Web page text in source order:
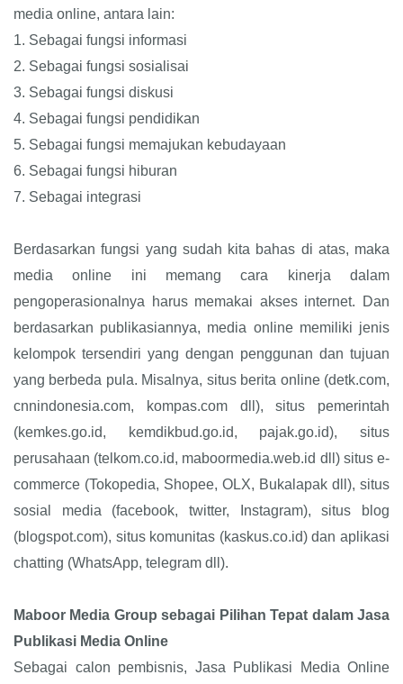
media online, antara lain:
1. Sebagai fungsi informasi
2. Sebagai fungsi sosialisai
3. Sebagai fungsi diskusi
4. Sebagai fungsi pendidikan
5. Sebagai fungsi memajukan kebudayaan
6. Sebagai fungsi hiburan
7. Sebagai integrasi
Berdasarkan fungsi yang sudah kita bahas di atas, maka
media online ini memang cara kinerja dalam
pengoperasionalnya harus memakai akses internet. Dan
berdasarkan publikasiannya, media online memiliki jenis
kelompok tersendiri yang dengan penggunan dan tujuan
yang berbeda pula. Misalnya, situs berita online (detk.com,
cnnindonesia.com, kompas.com dll), situs pemerintah
(kemkes.go.id, kemdikbud.go.id, pajak.go.id), situs
perusahaan (telkom.co.id, maboormedia.web.id dll) situs e-
commerce (Tokopedia, Shopee, OLX, Bukalapak dll), situs
sosial media (facebook, twitter, Instagram), situs blog
(blogspot.com), situs komunitas (kaskus.co.id) dan aplikasi
chatting (WhatsApp, telegram dll).
Maboor Media Group sebagai Pilihan Tepat dalam Jasa
Publikasi Media Online
Sebagai calon pembisnis, Jasa Publikasi Media Online